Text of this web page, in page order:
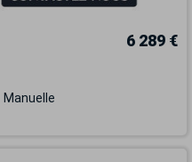
6 289 €
Manuelle